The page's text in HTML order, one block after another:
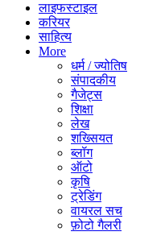
लाइफस्टाइल
करियर
साहित्य
More
धर्म / ज्योतिष
संपादकीय
गैजेट्स
शिक्षा
लेख
शख्सियत
ब्लॉग
ऑटो
कृषि
ट्रेडिंग
वायरल सच
फ़ोटो गैलरी